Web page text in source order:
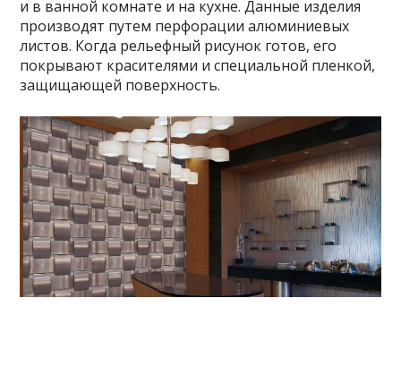
и в ванной комнате и на кухне. Данные изделия
производят путем перфорации алюминиевых
листов. Когда рельефный рисунок готов, его
покрывают красителями и специальной пленкой,
защищающей поверхность.